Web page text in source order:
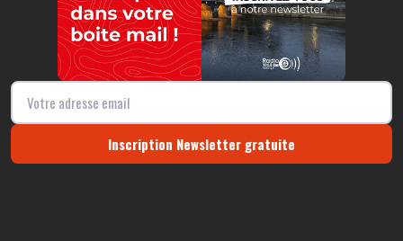
Inscription Newsletter gratuite